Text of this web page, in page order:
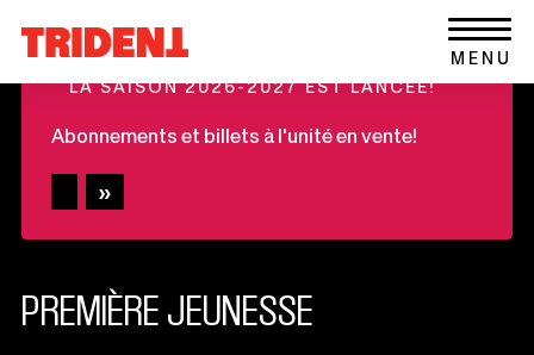
la
page
MENU
+
LA SAISON 2026-2027 EST LANCÉE!
Abonnements et billets à l'unité en vente!
PREMIÈRE JEUNESSE